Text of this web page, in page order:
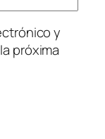
y
próxima